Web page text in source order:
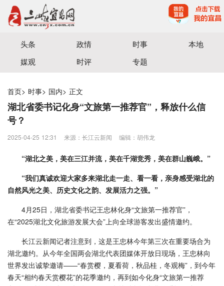
宜昌三峡融媒体中心主办
头条 政情 时事
本地
媒观
时评 专题
首页> 时事> 国内> 正文
湖北省委书记化身“文旅第一推荐官”，释放什么信
号？
2025-04-25 12:31 来源：​长江云新闻 编辑：胡伟龙
“湖北之美，美在三江并流，美在千湖竞秀，美在群山巍峨。”
“我们真诚欢迎大家多来湖北走一走、看一看，亲身感受湖北的
自然风光之美、历史文化之韵、发展活力之强。”
4月25日，湖北省委书记王忠林化身“文旅第一推荐官”，
在“2025湖北文化旅游发展大会”上向全球游客发出盛情邀约。
长江云新闻记者注意到，这是王忠林今年第三次在重要场合为
湖北邀约。从今年全国两会湖北代表团媒体开放日现场，王忠林向
世界发出诚挚邀请——“春赏樱，夏看荷，秋品桂，冬观梅”，到今年
春天“相约春天赏樱花”的花季邀约，再到如今化身“文旅第一推荐